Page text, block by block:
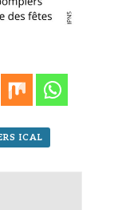
ICAL